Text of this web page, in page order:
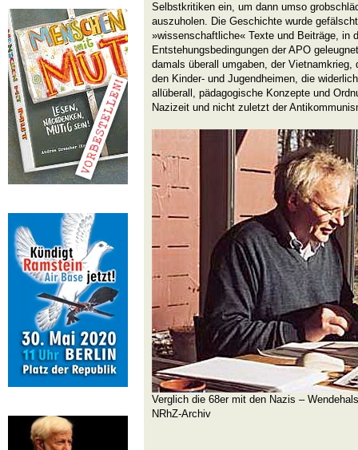
Selbstkritiken ein, um dann umso
auszuholen. Die Geschichte wurde
»wissenschaftliche« Texte und Beiträge, in
Entstehungsbedingungen der APO
damals überall umgaben, der Vietnamkrieg,
den Kinder- und Jugendheimen, die
allüberall, pädagogische Konzepte und
Nazizeit und nicht zuletzt der
Verglich die 68er mit den Nazis –
NRhZ-Archiv